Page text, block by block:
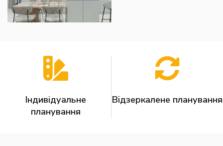
Індивідуальне
планування
Відзеркалене планування